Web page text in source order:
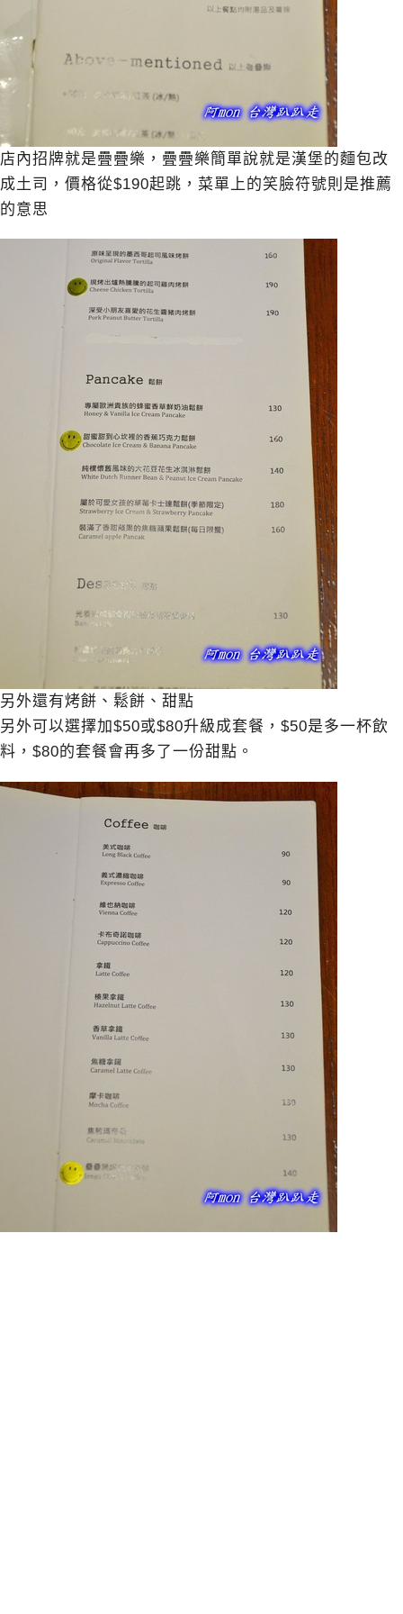
店內招牌就是疊疊樂，疊疊樂簡單說就是漢堡的麵包改
成土司，價格從$190起跳，菜單上的笑臉符號則是推薦
的意思
另外還有烤餅、鬆餅、甜點
另外可以選擇加$50或$80升級成套餐，$50是多一杯飲
料，$80的套餐會再多了一份甜點。